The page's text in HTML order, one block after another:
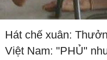
Hát chế xuân:
Việt Nam: "PHỦ"